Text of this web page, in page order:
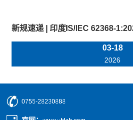
新规速递 | 印度IS/IEC 62368-
03-18
2026
0755-28230888